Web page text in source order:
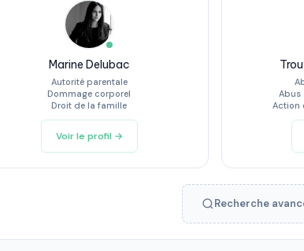
Marine Delubac
Autorité parentale
Dommage corporel
Droit de la famille
Voir le profil →
Abus
Action
Recherche